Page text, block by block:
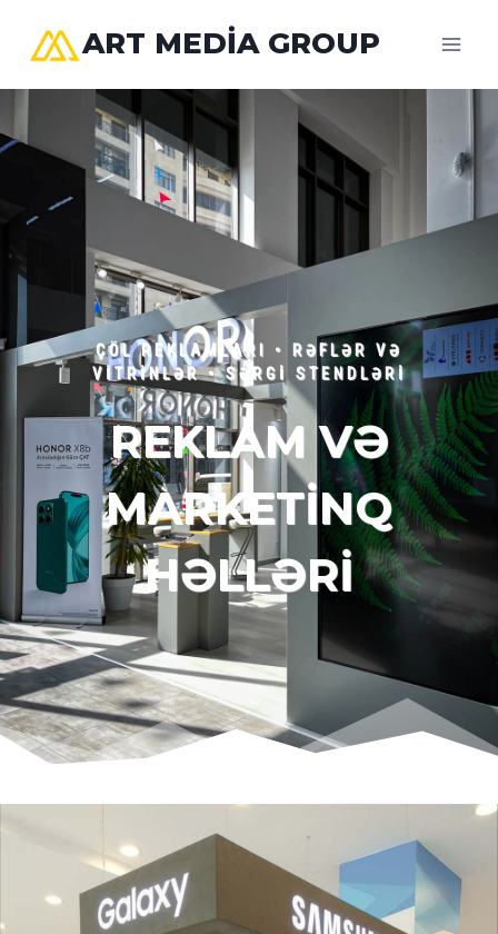
ART MEDIA GROUP
ÇÖL REKLAMLARI • RƏFLƏR VƏ
VİTRİNLƏR • SƏRGİ STENDLƏRİ
REKLAM VƏ
MARKETİNQ
HƏLLƏRİ